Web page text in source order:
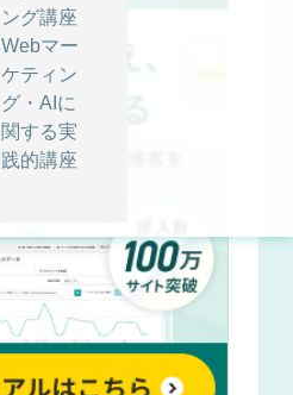
ング講座
Webマー
ケティン
グ・AIに
関する実
践的講座